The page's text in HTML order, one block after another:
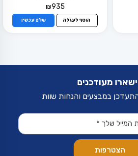
₪935
הוסף לעגלה שלם עכשיו
מעודכנים
במבצעים והנחות שוות